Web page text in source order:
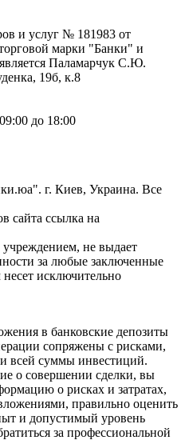
и услуг № 181983 от
марки "Банки" и
Паламарчук С.Ю.
19б, к.8
до 18:00
г. Киев, Украина. Все
сайта ссылка на
не выдает
за любые заключенные
исключительно
в банковские депозиты
сопряжены с рисками,
всей суммы инвестиций.
о совершении сделки, вы
о рисках и затратах,
правильно оценить
и допустимый уровень
за профессиональной